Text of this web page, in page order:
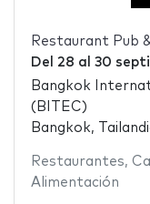
Restaurant Pub
Del 28 al 30
Bangkok
(BITEC)
Bangkok,
Restaurantes,
Alimentación